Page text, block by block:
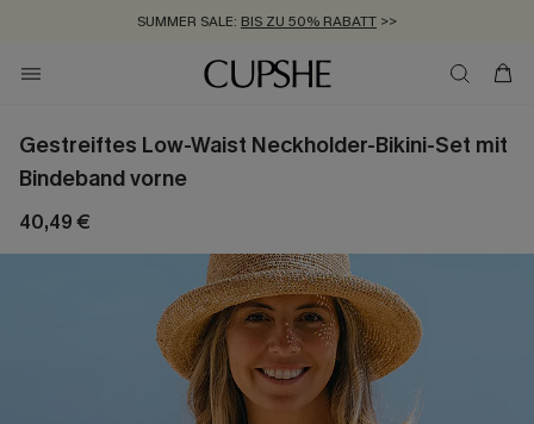
SUMMER SALE: BIS ZU 50% RABATT >>
ZUM NEWSLETTER:BIS ZU -20% EXTRA ERHALTEN
KOSTENLOSER VERSAND AB 89 €
Gestreiftes Low-Waist Neckholder-Bikini-Set mit
Bindeband vorne
40,49 €